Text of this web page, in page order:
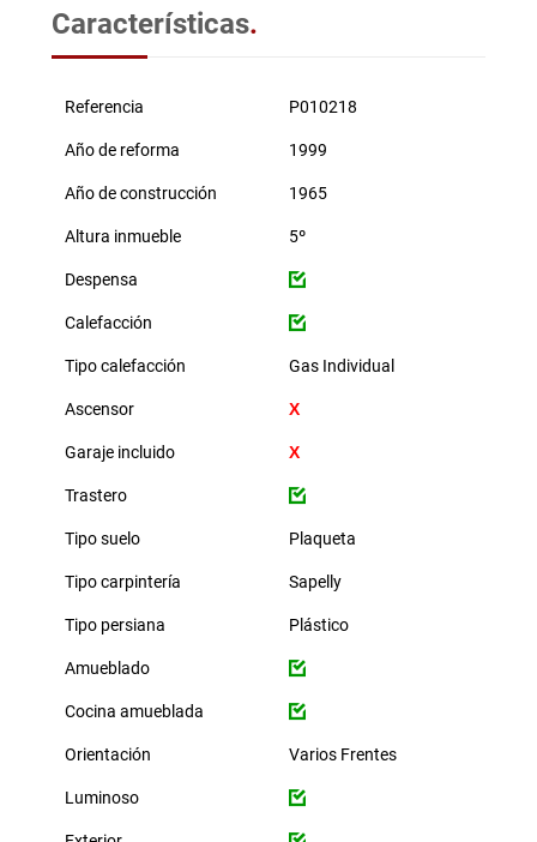
Características.
Referencia P010218
Año de reforma 1999
Año de construcción 1965
Altura inmueble 5º
Despensa
Calefacción
Tipo calefacción Gas Individual
Ascensor
Garaje incluido
Trastero
Tipo suelo Plaqueta
Tipo carpintería Sapelly
Tipo persiana Plástico
Amueblado
Cocina amueblada
Orientación Varios Frentes
Luminoso